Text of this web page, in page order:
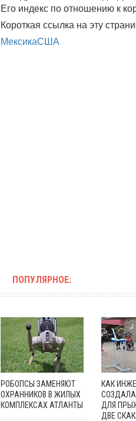
Его индекс по отношению к
Короткая ссылка на эту
МексикаСША
ПОПУЛЯРНОЕ:
РОБОПСЫ ЗАМЕНЯЮТ
ОХРАННИКОВ В ЖИЛЫХ
КОМПЛЕКСАХ АТЛАНТЫ
КАК
ДЛЯ
ДВЕ